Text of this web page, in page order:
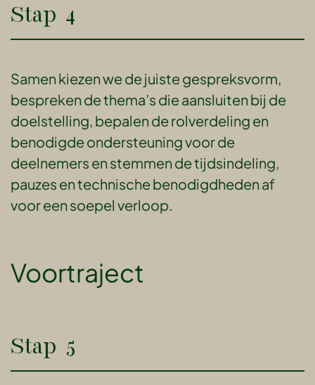
Stap 4
Samen kiezen we de juiste gespreksvorm,
bespreken de thema’s die aansluiten bij de
doelstelling, bepalen de rolverdeling en
benodigde ondersteuning voor de
deelnemers en stemmen de tijdsindeling,
pauzes en technische benodigdheden af
voor een soepel verloop.
Voortraject
Stap 5